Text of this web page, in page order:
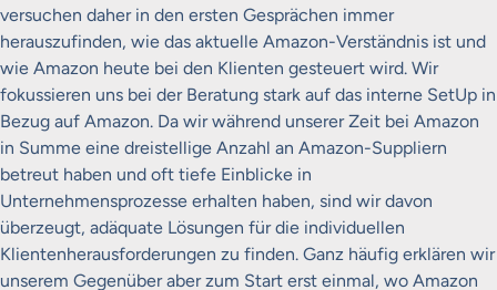
versuchen daher in den ersten Gesprächen immer
herauszufinden, wie das aktuelle Amazon-Verständnis ist und
wie Amazon heute bei den Klienten gesteuert wird. Wir
fokussieren uns bei der Beratung stark auf das interne SetUp in
Bezug auf Amazon. Da wir während unserer Zeit bei Amazon
in Summe eine dreistellige Anzahl an Amazon-Suppliern
betreut haben und oft tiefe Einblicke in
Unternehmensprozesse erhalten haben, sind wir davon
überzeugt, adäquate Lösungen für die individuellen
Klientenherausforderungen zu finden. Ganz häufig erklären wir
unserem Gegenüber aber zum Start erst einmal, wo Amazon